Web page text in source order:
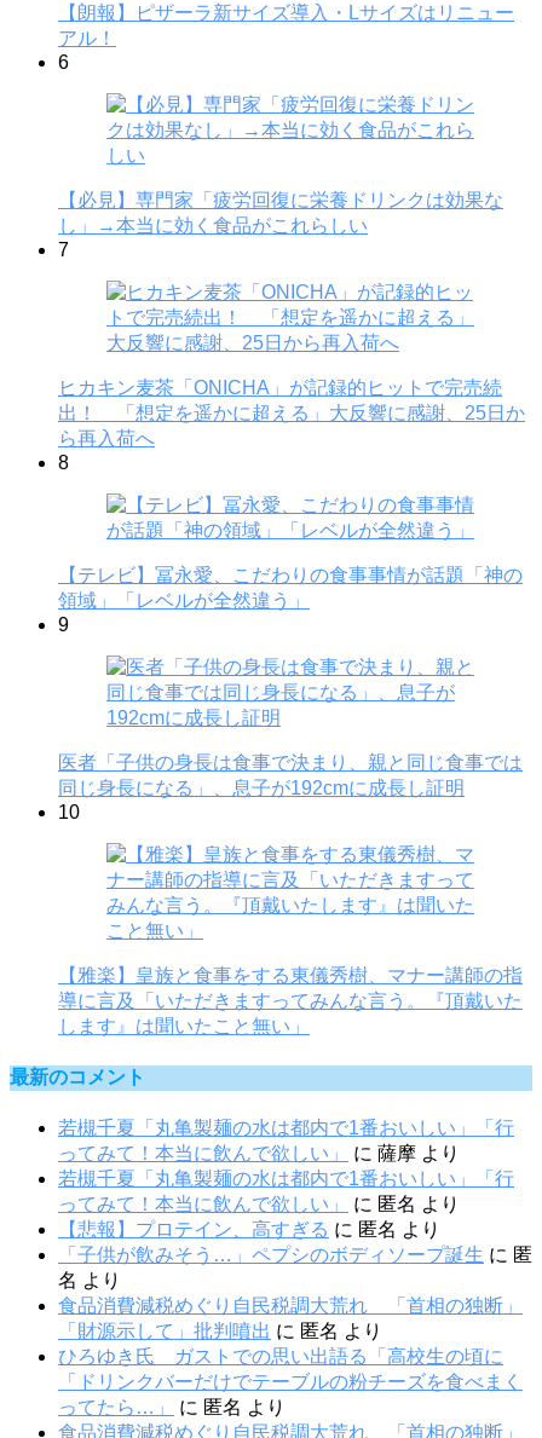
【朗報】ピザーラ新サイズ導入・Lサイズはリニュー
アル！
6
【必見】専門家「疲労回復に栄養ドリンクは効果な
し」→本当に効く食品がこれらしい
7
ヒカキン麦茶「ONICHA」が記録的ヒットで完売続
出！ 「想定を遥かに超える」大反響に感謝、25日か
ら再入荷へ
8
【テレビ】冨永愛、こだわりの食事事情が話題「神の
領域」「レベルが全然違う」
9
医者「子供の身長は食事で決まり、親と同じ食事では
同じ身長になる」、息子が192cmに成長し証明
10
【雅楽】皇族と食事をする東儀秀樹、マナー講師の指
導に言及「いただきますってみんな言う。『頂戴いた
します』は聞いたこと無い」
最新のコメント
若槻千夏「丸亀製麺の水は都内で1番おいしい」「行
ってみて！本当に飲んで欲しい」
に 薩摩 より
若槻千夏「丸亀製麺の水は都内で1番おいしい」「行
ってみて！本当に飲んで欲しい」
に 匿名 より
【悲報】プロテイン、高すぎる に 匿名 より
「子供が飲みそう…」ペプシのボディソープ誕生 に 匿
名 より
食品消費減税めぐり自民税調大荒れ 「首相の独断」
「財源示して」批判噴出 に 匿名 より
ひろゆき氏 ガストでの思い出語る「高校生の頃に
「ドリンクバーだけでテーブルの粉チーズを食べまく
ってたら…」
に 匿名 より
食品消費減税めぐり自民税調大荒れ 「首相の独断」